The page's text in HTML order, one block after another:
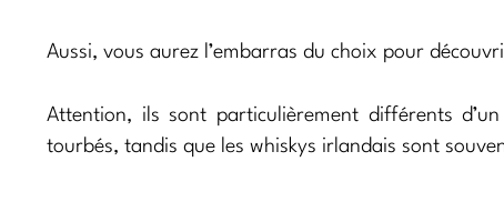
Aussi, vous aurez l’embarras du choix pour
Attention, ils sont particulièrement différents
tourbés, tandis que les whiskys irlandais sont